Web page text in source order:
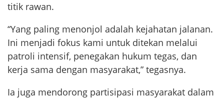
titik rawan.
“Yang paling menonjol adalah kejahatan jalanan.
Ini menjadi fokus kami untuk ditekan melalui
patroli intensif, penegakan hukum tegas, dan
kerja sama dengan masyarakat,” tegasnya.
Ia juga mendorong partisipasi masyarakat dalam